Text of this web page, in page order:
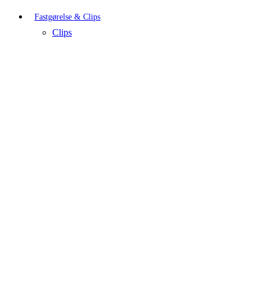
Fastgørelse & Clips
Clips